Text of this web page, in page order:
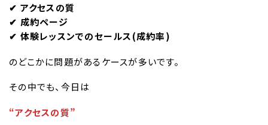
✔︎ アクセスの質
✔︎ 成約ページ
✔︎ 体験レッスンでのセールス(成約率)
のどこかに問題があるケースが多いです。
その中でも、今日は
“アクセスの質”